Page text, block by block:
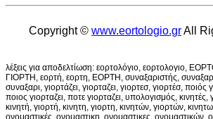
Copyright © www.eortologio.grAll
λέξεις για αποδελτίωση: εορτολόγιο, εορτολογιο,
ΓΙΟΡΤΗ, εορτή, εορτη, ΕΟΡΤΗ, συναξαριστής,
συναξαρι, γιορτάζει, γιορταζει, γιορτεσ, γιορτέσ, ποιός
ποιος γιορταζει, ποτε γιορταζει, υπολογισμός, κινητές,
κινητή, γιορτή, κινητη, γιορτη, κινητών, γιορτών,
ονομαστικές, ονομαστικη, ονομαστικες, ονομαστικών,